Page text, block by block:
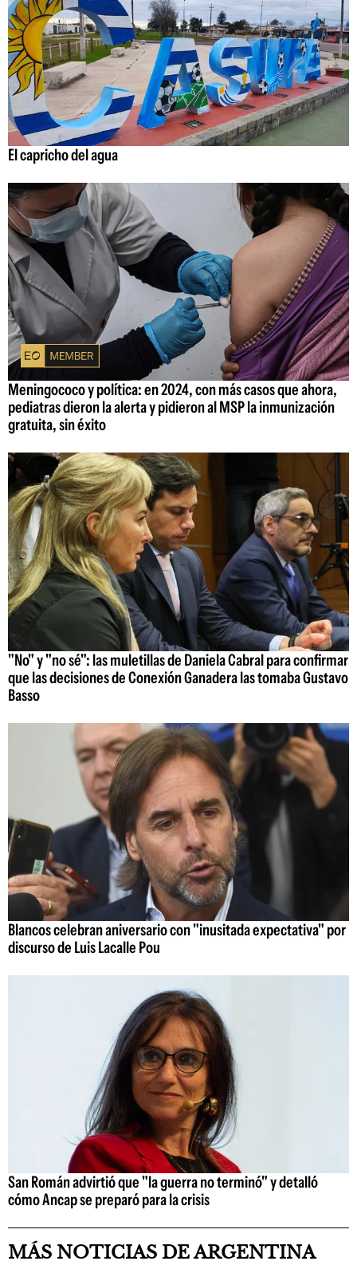
El capricho del agua
Meningococo y política: en 2024, con más casos que ahora,
pediatras dieron la alerta y pidieron al MSP la inmunización
gratuita, sin éxito
"No" y "no sé": las muletillas de Daniela Cabral para confirmar
que las decisiones de Conexión Ganadera las tomaba Gustavo
Basso
Blancos celebran aniversario con "inusitada expectativa" por
discurso de Luis Lacalle Pou
San Román advirtió que "la guerra no terminó" y detalló
cómo Ancap se preparó para la crisis
MÁS NOTICIAS DE ARGENTINA